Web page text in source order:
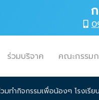
ร่วมบริจาค คณะกรรม
มทำกิจกรรมเพื่อน้องๆ โรงเรี